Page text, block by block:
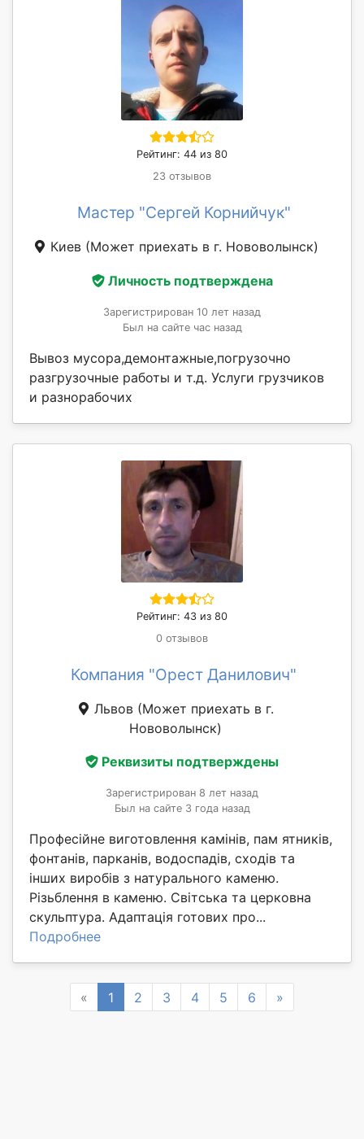
Рейтинг: 44 из 80
23 отзывов
Мастер "Сергей Корнийчук"
Киев (Может приехать в г. Нововолынск)
Личность подтверждена
Зарегистрирован 10 лет назад
Был на сайте час назад
Вывоз мусора,демонтажные,погрузочно
разгрузочные работы и т.д. Услуги грузчиков
и разнорабочих
Рейтинг: 43 из 80
0 отзывов
Компания "Орест Данилович"
Львов (Может приехать в г.
Нововолынск)
Реквизиты подтверждены
Зарегистрирован 8 лет назад
Был на сайте 3 года назад
Професійне виготовлення камінів, пам ятників,
фонтанів, парканів, водоспадів, сходів та
інших виробів з натурального каменю.
Різьблення в каменю. Світська та церковна
скульптура. Адаптація готових про...
Подробнее
« Previous
1 2 3 4 5 6 »